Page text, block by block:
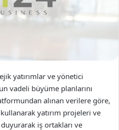
yatırımlar ve yönetici
vadeli büyüme planlarını
alınan verilere göre,
yatırım projeleri ve
duyurarak iş ortakları ve